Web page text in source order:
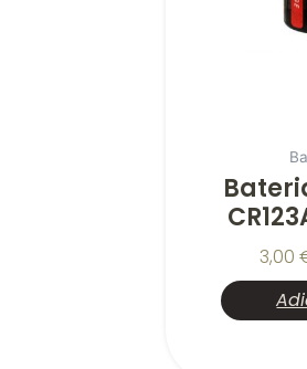
3,00